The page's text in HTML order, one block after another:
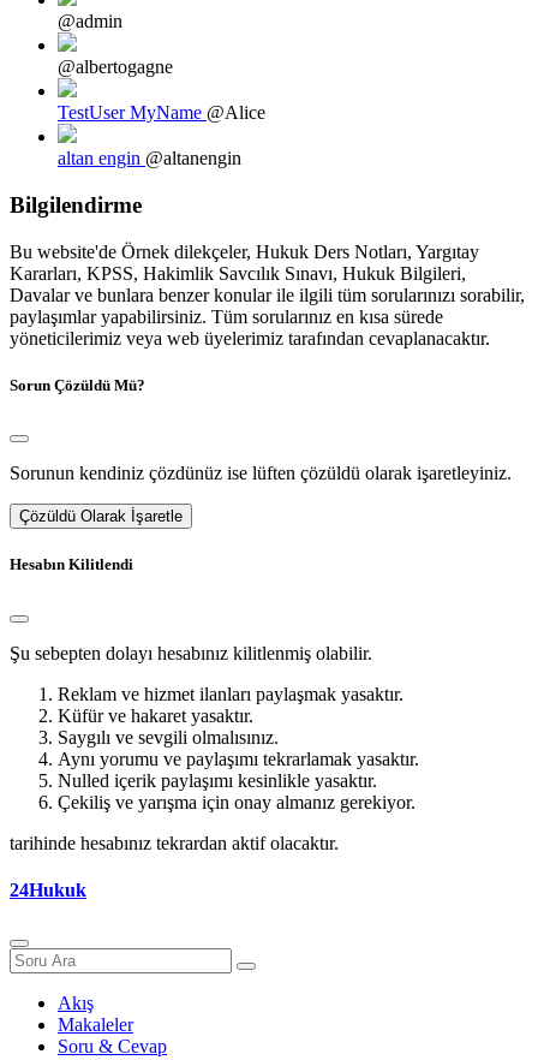
@admin
@albertogagne
TestUser MyName @Alice
altan engin @altanengin
Bilgilendirme
Bu website'de Örnek dilekçeler, Hukuk Ders Notları, Yargıtay
Kararları, KPSS, Hakimlik Savcılık Sınavı, Hukuk Bilgileri,
Davalar ve bunlara benzer konular ile ilgili tüm sorularınızı sorabilir,
paylaşımlar yapabilirsiniz. Tüm sorularınız en kısa sürede
yöneticilerimiz veya web üyelerimiz tarafından cevaplanacaktır.
Sorun Çözüldü Mü?
Sorunun kendiniz çözdünüz ise lüften çözüldü olarak işaretleyiniz.
Çözüldü Olarak İşaretle
Hesabın Kilitlendi
Şu sebepten dolayı hesabınız kilitlenmiş olabilir.
Reklam ve hizmet ilanları paylaşmak yasaktır.
Küfür ve hakaret yasaktır.
Saygılı ve sevgili olmalısınız.
Aynı yorumu ve paylaşımı tekrarlamak yasaktır.
Nulled içerik paylaşımı kesinlikle yasaktır.
Çekiliş ve yarışma için onay almanız gerekiyor.
tarihinde hesabınız tekrardan aktif olacaktır.
24Hukuk
Akış
Makaleler
Soru & Cevap